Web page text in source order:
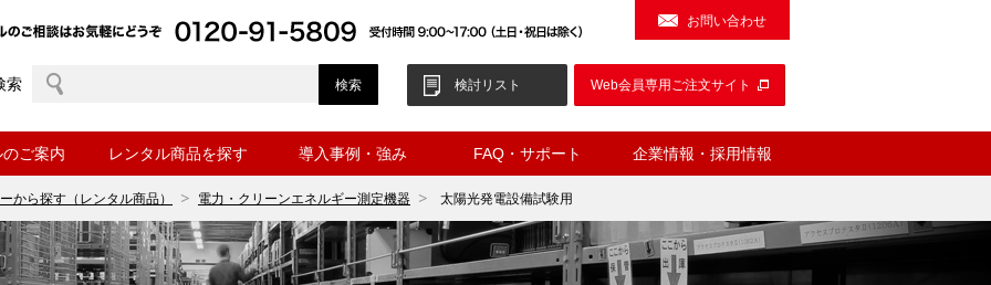
お問い合わせ
索 検討リスト Web会員専用ご注文サイト
ご案内 レンタル商品を探す 導入事例・強み FAQ・サポート 企業情報・採用情報
から探す（レンタル商品） 電力・クリーンエネルギー測定機器 太陽光発電設備試験用